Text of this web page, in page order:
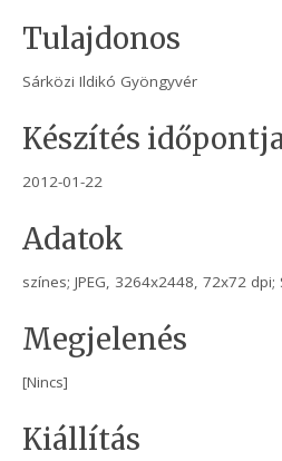
Tulajdonos
Sárközi Ildikó Gyöngyvér
Készítés
2012-01-22
Adatok
színes; JPEG, 3264x2448, 72x72 dpi;
Megjelenés
[Nincs]
Kiállítás